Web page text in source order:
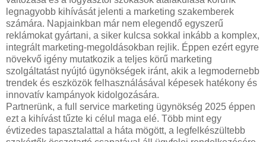
legnagyobb kihívását jelenti a marketing szakemberek
számára. Napjainkban már nem elegendő egyszerű
reklámokat gyártani, a siker kulcsa sokkal inkább a komplex,
integrált marketing-megoldásokban rejlik. Éppen ezért egyre
növekvő igény mutatkozik a teljes körű marketing
szolgáltatást nyújtó ügynökségek iránt, akik a legmodernebb
trendek és eszközök felhasználásával képesek hatékony és
innovatív kampányok kidolgozására.
Partnerünk, a full service marketing ügynökség 2025 éppen
ezt a kihívást tűzte ki célul maga elé. Több mint egy
évtizedes tapasztalattal a háta mögött, a legfelkészültebb